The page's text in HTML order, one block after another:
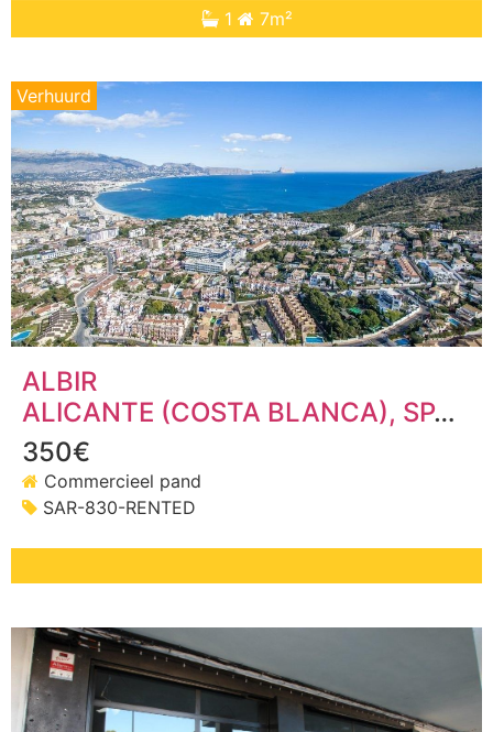
1 7m²
Verhuurd
ALBIR
ALICANTE (COSTA BLANCA), SPANJE
350€
Commercieel pand
SAR-830-RENTED